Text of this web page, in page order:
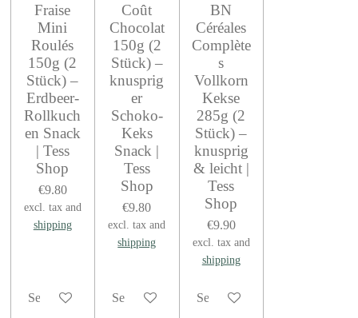
Fraise
Mini
Roulés
150g (2
Stück) –
Erdbeer-
Rollkuch
en Snack
| Tess
Shop
€9.80
excl. tax and
shipping
See details
Coût
Chocolat
150g (2
Stück) –
knusprig
er
Schoko-
Keks
Snack |
Tess
Shop
€9.80
excl. tax and
shipping
See details
BN
Céréales
Complète
s
Vollkorn
Kekse
285g (2
Stück) –
knusprig
& leicht |
Tess
Shop
€9.90
excl. tax and
shipping
See details